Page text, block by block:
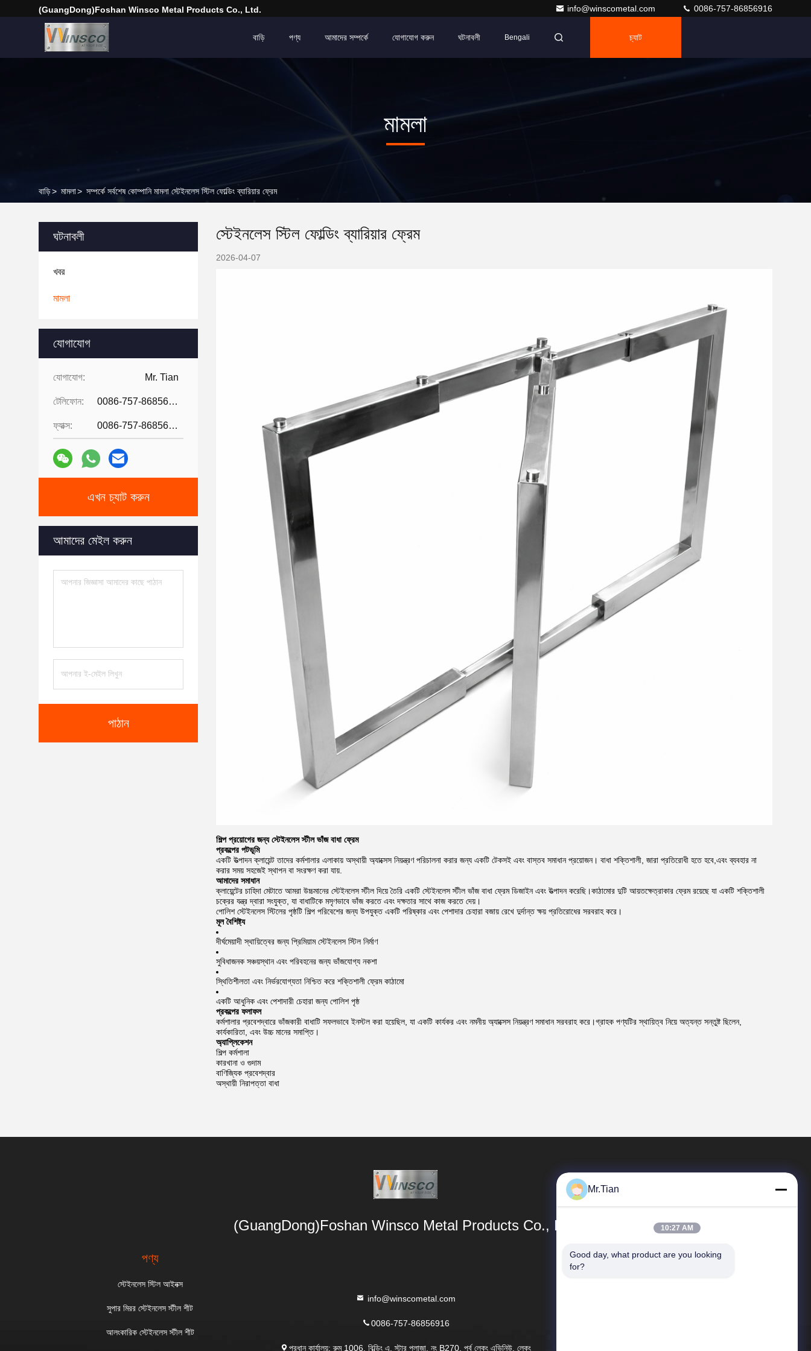
(GuangDong)Foshan Winsco Metal Products Co., Ltd. info@winscometal.com 0086-757-86856916
বাড়ি পণ্য আমাদের সম্পর্কে যোগাযোগ করুন ঘটনাবলী Bengali চ্যাট
মামলা
বাড়ি> মামলা> সম্পর্কে সর্বশেষ কোম্পানি মামলা স্টেইনলেস স্টিল ফোল্ডিং ব্যারিয়ার ফ্রেম
ঘটনাবলী
খবর
মামলা
যোগাযোগ
যোগাযোগ: Mr. Tian
টেলিফোন: 0086-757-86856916
ফ্যাক্স: 0086-757-86856916
এখন চ্যাট করুন
আমাদের মেইল করুন
পাঠান
স্টেইনলেস স্টিল ফোল্ডিং ব্যারিয়ার ফ্রেম
2026-04-07
শিল্প প্রয়োগের জন্য স্টেইনলেস স্টীল ভাঁজ বাধা ফ্রেম
প্রকল্পের পটভূমি
একটি উত্পাদন ক্লায়েন্ট তাদের কর্মশালার এলাকায় অস্থায়ী অ্যাক্সেস নিয়ন্ত্রণ পরিচালনা করার জন্য একটি টেকসই এবং বাস্তব সমাধান প্রয়োজন। বাধা শক্তিশালী, জারা প্রতিরোধী হতে হবে,এবং ব্যবহার না
করার সময় সহজেই স্থাপন বা সংরক্ষণ করা যায়.
আমাদের সমাধান
ক্লায়েন্টের চাহিদা মেটাতে আমরা উচ্চমানের স্টেইনলেস স্টীল দিয়ে তৈরি একটি স্টেইনলেস স্টীল ভাঁজ বাধা ফ্রেম ডিজাইন এবং উত্পাদন করেছি।কাঠামোর দুটি আয়তক্ষেত্রাকার ফ্রেম রয়েছে যা একটি শক্তিশালী
চক্রের যন্ত্র দ্বারা সংযুক্ত, যা বাধাটিকে মসৃণভাবে ভাঁজ করতে এবং দক্ষতার সাথে কাজ করতে দেয়।
পোলিশ স্টেইনলেস স্টিলের পৃষ্ঠটি শিল্প পরিবেশের জন্য উপযুক্ত একটি পরিষ্কার এবং পেশাদার চেহারা বজায় রেখে দুর্দান্ত ক্ষয় প্রতিরোধের সরবরাহ করে।
মূল বৈশিষ্ট্য
দীর্ঘমেয়াদী স্থায়িত্বের জন্য প্রিমিয়াম স্টেইনলেস স্টিল নির্মাণ
সুবিধাজনক সঞ্চয়স্থান এবং পরিবহনের জন্য ভাঁজযোগ্য নকশা
স্থিতিশীলতা এবং নির্ভরযোগ্যতা নিশ্চিত করে শক্তিশালী ফ্রেম কাঠামো
একটি আধুনিক এবং পেশাদারী চেহারা জন্য পোলিশ পৃষ্ঠ
প্রকল্পের ফলাফল
কর্মশালার প্রবেশদ্বারে ভাঁজকারী বাধাটি সফলভাবে ইনস্টল করা হয়েছিল, যা একটি কার্যকর এবং নমনীয় অ্যাক্সেস নিয়ন্ত্রণ সমাধান সরবরাহ করে।গ্রাহক পণ্যটির স্থায়িত্ব নিয়ে অত্যন্ত সন্তুষ্ট ছিলেন,
কার্যকারিতা, এবং উচ্চ মানের সমাপ্তি।
অ্যাপ্লিকেশন
শিল্প কর্মশালা
কারখানা ও গুদাম
বাণিজ্যিক প্রবেশদ্বার
অস্থায়ী নিরাপত্তা বাধা
(GuangDong)Foshan Winsco Metal Products Co., Ltd.
পণ্য
স্টেইনলেস স্টিল আইনক্স
সুপার মিরর স্টেইনলেস স্টীল শীট
আলংকারিক স্টেইনলেস স্টীল শীট
info@winscometal.com
0086-757-86856916
প্রধান কার্যালয়: রুম 1006, বিল্ডিং এ, স্টার প্লাজা, নং B270, পূর্ব লেকং এভিনিউ, লেকং
দ্রুত লিঙ্ক
Mr.Tian
10:27 AM
Good day, what product are you looking
for?